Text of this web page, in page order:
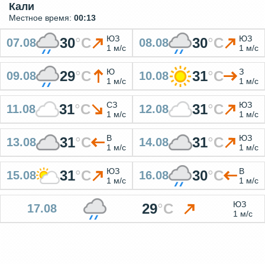
Кали
Местное время: 00:13
07.08 30°C
ЮЗ
1 м/с
08.08 30°C
ЮЗ
1 м/с
09.08 29°C
Ю
1 м/с
10.08 31°C
З
1 м/с
11.08 31°C
СЗ
1 м/с
12.08 31°C
ЮЗ
1 м/с
13.08 31°C
В
1 м/с
14.08 31°C
ЮЗ
1 м/с
15.08 31°C
ЮЗ
1 м/с
16.08 30°C
В
1 м/с
17.08 29°C
ЮЗ
1 м/с